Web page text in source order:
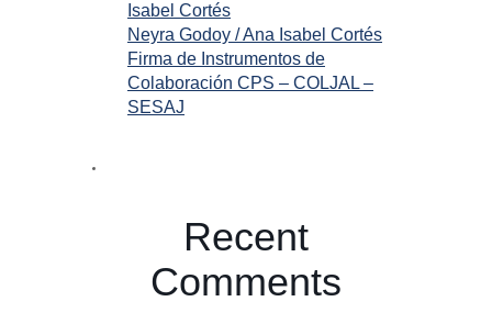
Isabel Cortés
Neyra Godoy / Ana Isabel Cortés
Firma de Instrumentos de
Colaboración CPS – COLJAL –
SESAJ
Recent
Comments